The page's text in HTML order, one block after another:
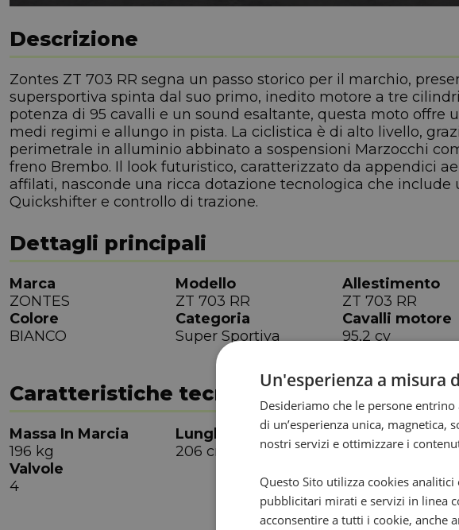
Descrizione
Zontes ZT 703 RR segna un passo storico per il marchio,
supersportiva spinta dal suo primo, inedito motore a tre
potenza di 95 cavalli e un sound esaltante, questa moto offre
medi regimi e allungo in pista. La ciclistica è di alto livello,
perimetrale in alluminio abbinato a sospensioni Marzocchi
freno Brembo. Il look futuristico, caratterizzato da appendici
affilati, nasconde una ricca dotazione tecnologica che include
Quickshifter e controllo di trazione.
Dettagli principali
Marca
ZONTES
Modello
ZT 703 RR
Allestimento
ZT 703 RR
Colore
BIANCO
Categoria
Super Sportiva
Cavalli motore
95,2 cv
Caratteristiche tecniche
Massa In Marcia
196 kg
Lunghezza
206 cm
Larghezza
75 cm
Valvole
4
Un'esperienza a misura
Desideriamo che le persone
di un’esperienza unica, magnetica,
nostri servizi e ottimizzare i
Questo Sito utilizza cookies
pubblicitari mirati e servizi in linea
acconsentire a tutti i cookie, anche